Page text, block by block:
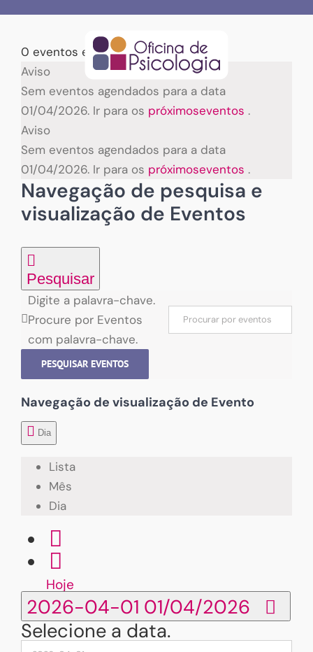
content0 eventos encontrados.
Eventos
for
01/04/2026
Aviso
Sem eventos agendados para a data
01/04/2026. Ir para os próximoseventos .
Aviso
Sem eventos agendados para a data
01/04/2026. Ir para os próximoseventos .
Navegação de pesquisa e
visualização de Eventos
Pesquisar
Digite a palavra-chave.
Procure por Eventos
com palavra-chave.
PESQUISAR EVENTOS
Navegação de visualização de Evento
Dia
Lista
Mês
Dia
Hoje
2026-04-01 01/04/2026
Selecione a data.